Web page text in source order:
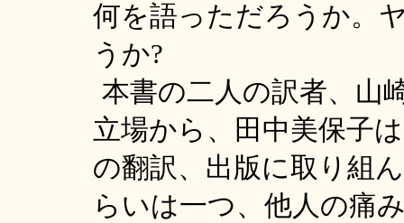
何を語っただろうか。
うか?
本書の二人の訳者、山
立場から、田中美保子
の翻訳、出版に取り組
らいは一つ、他人の痛